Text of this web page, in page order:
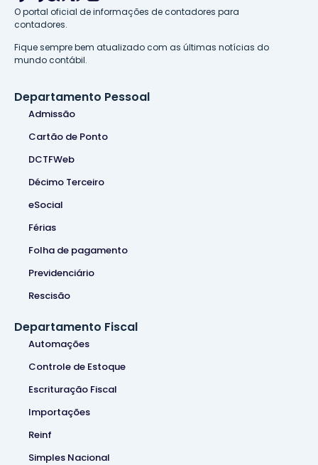
O portal oficial de informações de contadores para
contadores.
Fique sempre bem atualizado com as últimas notícias do
mundo contábil.
Departamento Pessoal
Admissão
Cartão de Ponto
DCTFWeb
Décimo Terceiro
eSocial
Férias
Folha de pagamento
Previdenciário
Rescisão
Departamento Fiscal
Automações
Controle de Estoque
Escrituração Fiscal
Importações
Reinf
Simples Nacional